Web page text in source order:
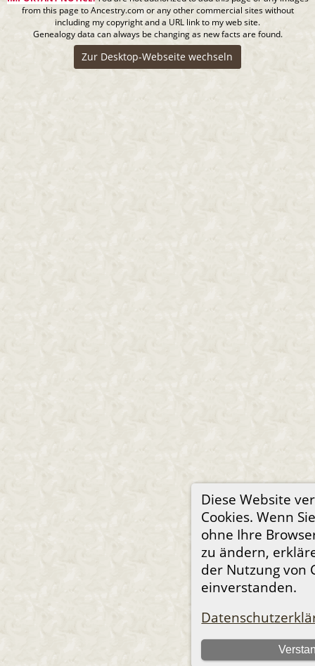
Diese Website
Cookies. Wenn
ohne Ihre
zu ändern,
der Nutzung von
einverstanden.
from this page to Ancestry.com or any other commercial sites without
including my copyright and a URL link to my web site.
Genealogy data can always be changing as new facts are found.
Zur Desktop-Webseite wechseln